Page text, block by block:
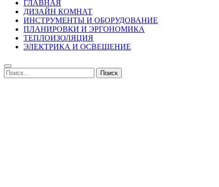
ГЛАВНАЯ
ДИЗАЙН КОМНАТ
ИНСТРУМЕНТЫ И ОБОРУДОВАНИЕ
ПЛАНИРОВКИ И ЭРГОНОМИКА
ТЕПЛОИЗОЛЯЦИЯ
ЭЛЕКТРИКА И ОСВЕЩЕНИЕ
Найти: